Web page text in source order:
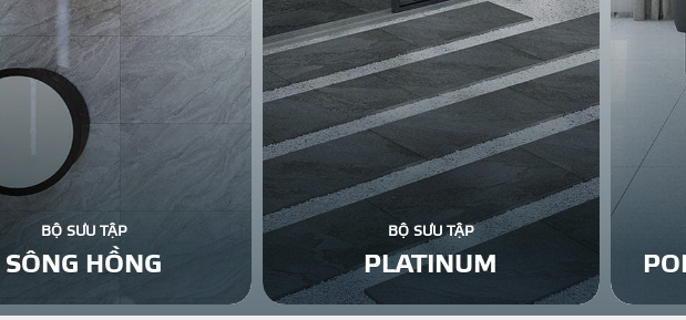
BỘ SƯU TẬP
SÔNG HỒNG
BỘ SƯU TẬP
PLATINUM